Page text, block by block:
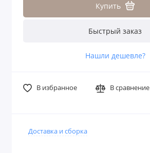
Купить
Быстрый заказ
Нашли дешевле?
В избранное В сравнение
Доставка и сборка